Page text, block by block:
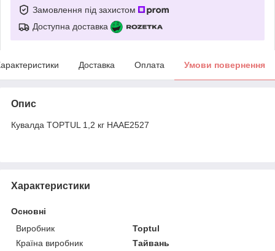
Замовлення під захистом
Доступна доставка
Доставка Оплата Умови повернення
Опис
Кувалда TOPTUL 1,2 кг HAAE2527
Характеристики
Основні
Виробник
Toptul
Країна виробник
Тайвань